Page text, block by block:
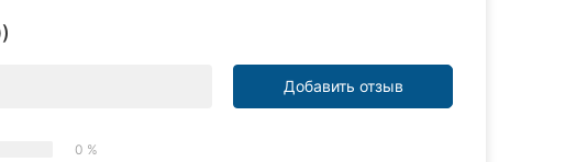
Добавить отзыв
0 %